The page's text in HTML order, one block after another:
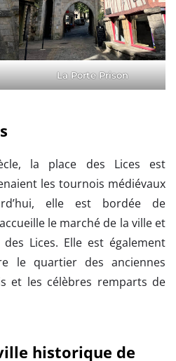
La Porte Prison
la place des Lices est
les tournois médiévaux
elle est bordée de
le marché de la ville et
Lices. Elle est également
le quartier des anciennes
et les célèbres remparts de
historique de